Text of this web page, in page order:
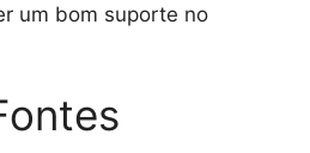
um bom suporte no